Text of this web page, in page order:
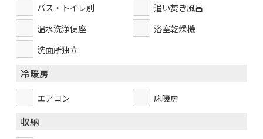
バス・トイレ別
追い焚き風呂
温水洗浄便座
浴室乾燥機
洗面所独立
冷暖房
エアコン 床暖房
収納